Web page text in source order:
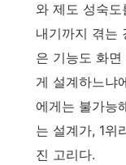
와 제도 성숙
내기까지 겪는
은 기능도 화
게 설계하느냐
에게는 불가능
는 설계가, 1위
진 고리다.